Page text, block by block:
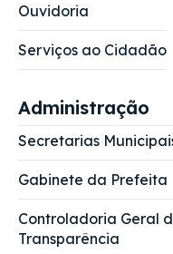
Ouvidoria
Serviços ao Cidadão
Administração
Secretarias
Gabinete da Prefeita
Controladoria Geral
Transparência